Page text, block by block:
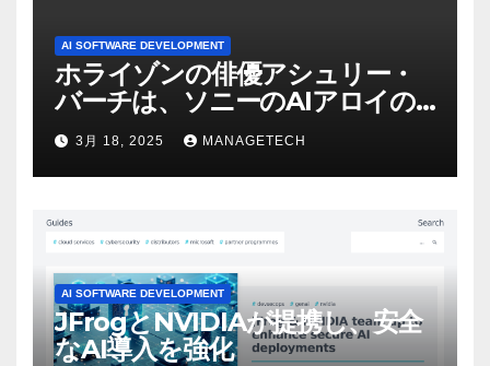
AI SOFTWARE DEVELOPMENT
ホライゾンの俳優アシュリー・
バーチは、ソニーのAIアロイの
ビデオを見て「ゲームパフォー
マンスという芸術形式に不安を
感じた」と語る – IGN
3月 18, 2025 MANAGETECH
AI SOFTWARE DEVELOPMENT
JFrogとNVIDIAが提携し、安全
なAI導入を強化